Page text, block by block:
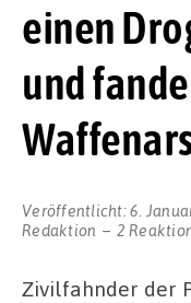
einen
und
Veröffentlicht:6.
Redaktion
2
Zivilfahnder der